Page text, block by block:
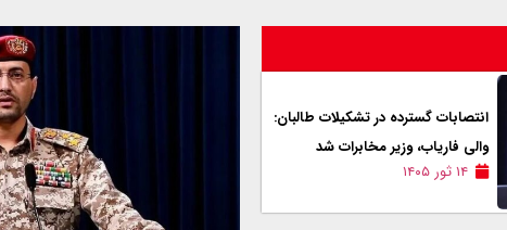
انتصابات گسترده در تشکیلات طالبان:
والی فاریاب، وزیر مخابرات شد
۱۴ ثور ۱۴۰۵